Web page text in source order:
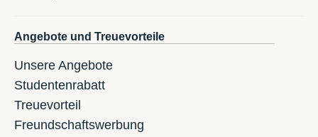
Angebote und Treuevorteile
Unsere Angebote
Studentenrabatt
Treuevorteil
Freundschaftswerbung